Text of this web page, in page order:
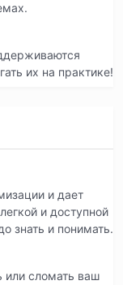
их на практике!
и дает
и доступной
знать и понимать.
или сломать ваш